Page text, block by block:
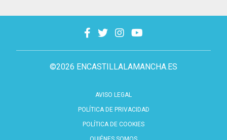
©2026 ENCASTILLALAMANCHA.ES
AVISO LEGAL
POLÍTICA DE PRIVACIDAD
POLÍTICA DE COOKIES